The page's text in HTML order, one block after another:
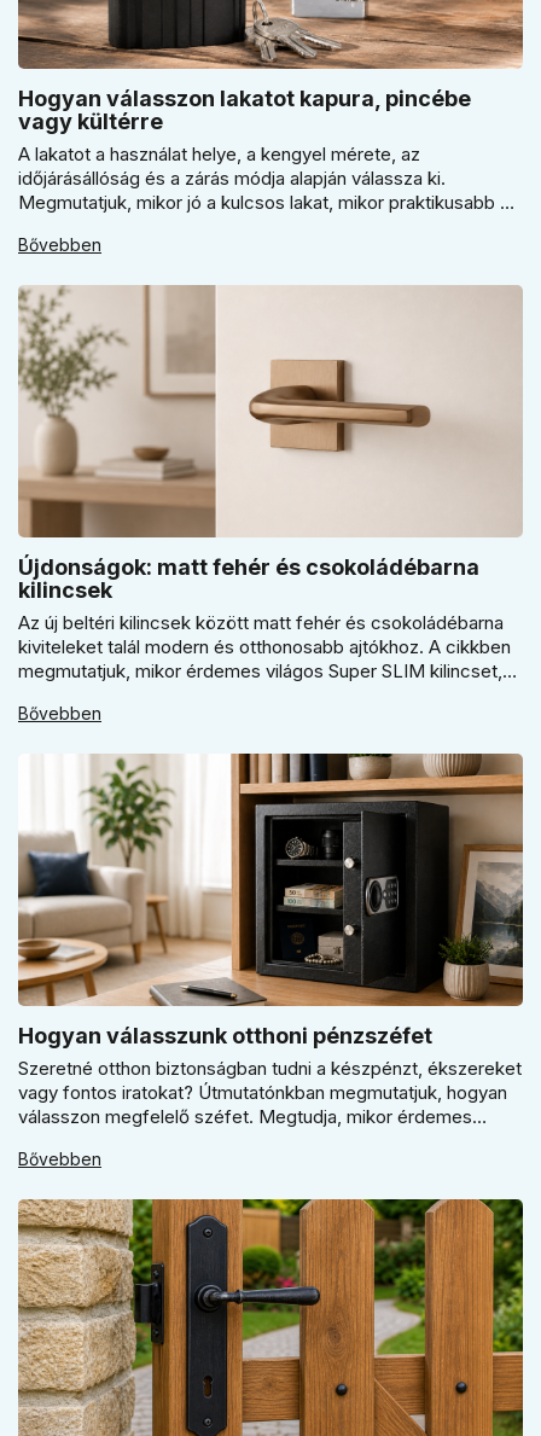
Hogyan válasszon lakatot kapura, pincébe
vagy kültérre
A lakatot a használat helye, a kengyel mérete, az
időjárásállóság és a zárás módja alapján válassza ki.
Megmutatjuk, mikor jó a kulcsos lakat, mikor praktikusabb a
érdemes kapuhoz, pincéhez vagy kerti házhoz csak ár
Bővebben
Újdonságok: matt fehér és csokoládébarna
kilincsek
Az új beltéri kilincsek között matt fehér és csokoládébarna
kiviteleket talál modern és otthonosabb ajtókhoz. A cikkben
megmutatjuk, mikor érdemes világos Super SLIM kilincset,
döntsön a kerek vagy szögletes rozetta között az egységes
Bővebben
Hogyan válasszunk otthoni pénzszéfet
Szeretné otthon biztonságban tudni a készpénzt, ékszereket
vagy fontos iratokat? Útmutatónkban megmutatjuk, hogyan
válasszon megfelelő széfet. Megtudja, mikor érdemes
kulcsfontosságú a szakszerű rögzítés a valódi védelemhez
Bővebben